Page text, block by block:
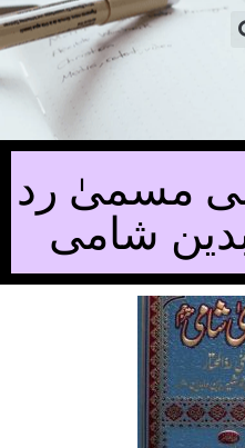
مسمیٰ رد
شامی